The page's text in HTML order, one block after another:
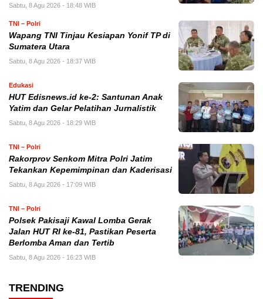
Sabtu, 8 Agu 2026 - 18:48 WIB
TNI – Polri
Wapang TNI Tinjau Kesiapan Yonif TP di
Sumatera Utara
Sabtu, 8 Agu 2026 - 18:37 WIB
Edukasi
HUT Edisnews.id ke-2: Santunan Anak
Yatim dan Gelar Pelatihan Jurnalistik
Sabtu, 8 Agu 2026 - 18:29 WIB
TNI – Polri
Rakorprov Senkom Mitra Polri Jatim
Tekankan Kepemimpinan dan Kaderisasi
Sabtu, 8 Agu 2026 - 17:09 WIB
TNI – Polri
Polsek Pakisaji Kawal Lomba Gerak
Jalan HUT RI ke-81, Pastikan Peserta
Berlomba Aman dan Tertib
Sabtu, 8 Agu 2026 - 16:23 WIB
TRENDING